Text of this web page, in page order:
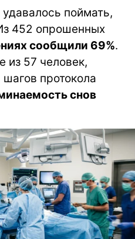
поймать,
452 опрошенных
сообщили 69%.
из 57 человек,
протокола
снов